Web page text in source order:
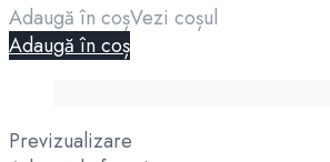
Adaugă în coșVezi coșul
Adaugă în coș
Previzualizare